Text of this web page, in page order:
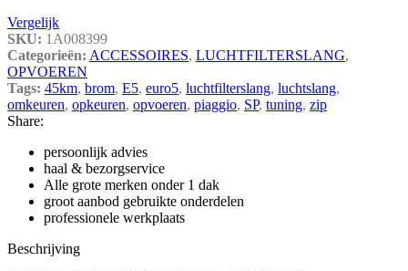
Vergelijk
SKU: 1A008399
Categorieën: ACCESSOIRES, LUCHTFILTERSLANG,
OPVOEREN
Tags: 45km, brom, E5, euro5, luchtfilterslang, luchtslang,
omkeuren, opkeuren, opvoeren, piaggio, SP, tuning, zip
Share:
persoonlijk advies
haal & bezorgservice
Alle grote merken onder 1 dak
groot aanbod gebruikte onderdelen
professionele werkplaats
Beschrijving